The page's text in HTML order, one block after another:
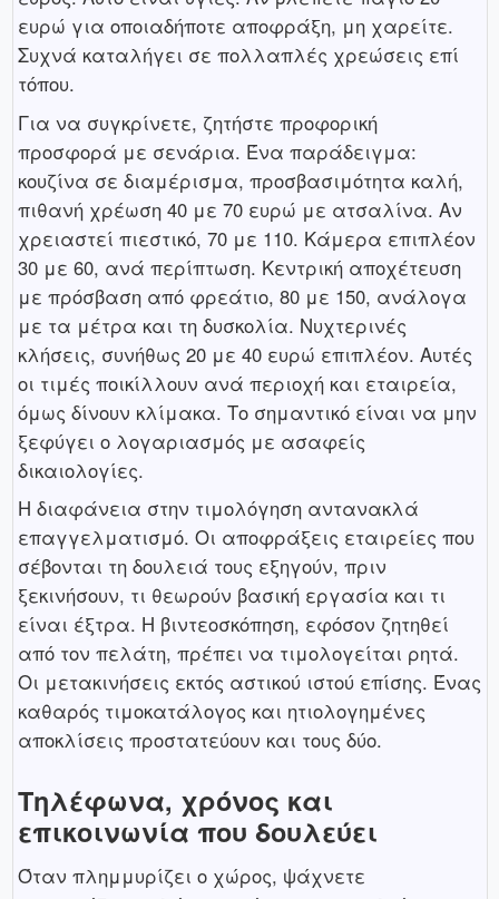
ευρώ για οποιαδήποτε αποφράξη, μη χαρείτε.
Συχνά καταλήγει σε πολλαπλές χρεώσεις επί
τόπου.
Για να συγκρίνετε, ζητήστε προφορική
προσφορά με σενάρια. Ένα παράδειγμα:
κουζίνα σε διαμέρισμα, προσβασιμότητα καλή,
πιθανή χρέωση 40 με 70 ευρώ με ατσαλίνα. Αν
χρειαστεί πιεστικό, 70 με 110. Κάμερα επιπλέον
30 με 60, ανά περίπτωση. Κεντρική αποχέτευση
με πρόσβαση από φρεάτιο, 80 με 150, ανάλογα
με τα μέτρα και τη δυσκολία. Νυχτερινές
κλήσεις, συνήθως 20 με 40 ευρώ επιπλέον. Αυτές
οι τιμές ποικίλλουν ανά περιοχή και εταιρεία,
όμως δίνουν κλίμακα. Το σημαντικό είναι να μην
ξεφύγει ο λογαριασμός με ασαφείς
δικαιολογίες.
Η διαφάνεια στην τιμολόγηση αντανακλά
επαγγελματισμό. Οι αποφράξεις εταιρείες που
σέβονται τη δουλειά τους εξηγούν, πριν
ξεκινήσουν, τι θεωρούν βασική εργασία και τι
είναι έξτρα. Η βιντεοσκόπηση, εφόσον ζητηθεί
από τον πελάτη, πρέπει να τιμολογείται ρητά.
Οι μετακινήσεις εκτός αστικού ιστού επίσης. Ένας
καθαρός τιμοκατάλογος και ητιολογημένες
αποκλίσεις προστατεύουν και τους δύο.
Τηλέφωνα, χρόνος και
επικοινωνία που δουλεύει
Όταν πλημμυρίζει ο χώρος, ψάχνετε